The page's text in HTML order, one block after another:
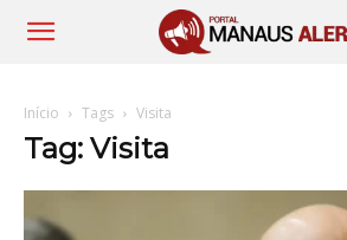
Início Tags Visita
Tag: Visita